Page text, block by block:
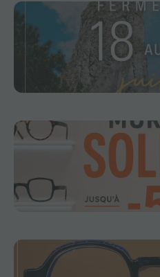
Nous serons fermés du 18
retrouve dès le mardi
et toujours heureux de
Le Mur des Soldes fait son
au long du mois de
-50% sur une sélection
2